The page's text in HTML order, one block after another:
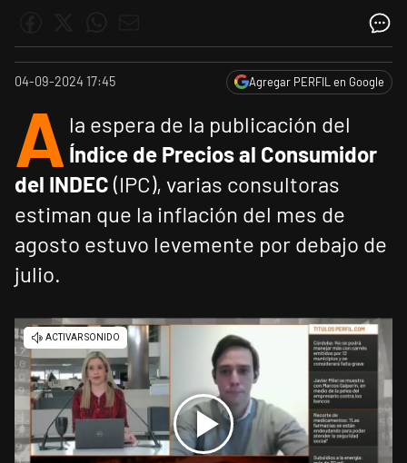
04-09-2024 17:45 Agregar PERFIL en Google
A la espera de la publicación del
Índice de Precios al Consumidor
del INDEC(IPC), varias consultoras
estiman que la inflación del mes de
agosto estuvo levemente por debajo de
julio.